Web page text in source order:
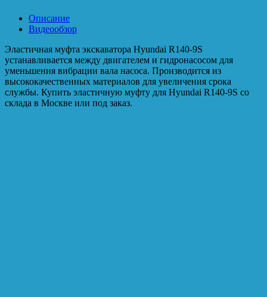
Описание
Видеообзор
Эластичная муфта экскаватора Hyundai R140-9S
устанавливается между двигателем и гидронасосом для
уменьшения вибрации вала насоса. Производится из
высококачественных материалов для увеличения срока
службы. Купить эластичную муфту для Hyundai R140-9S со
склада в Москве или под заказ.